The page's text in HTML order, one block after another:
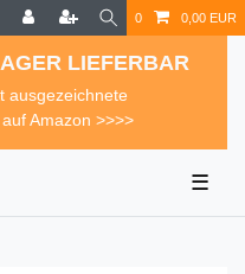
0 0,00 EUR
LIEFERBAR
ausgezeichnete
Amazon >>>>
☰